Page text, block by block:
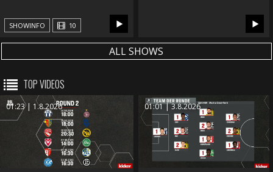
SHOWINFO 10
ALL SHOWS
TOP VIDEOS
01:23 | 1.8.2026 01:01 | 3.8.2026